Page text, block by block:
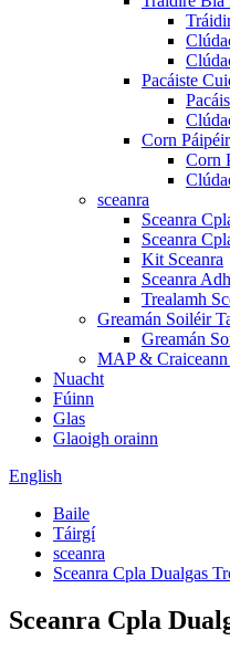
Pacáiste
Corn
Corn
sceanra
Sceanra
Sceanra
Kit Sceanra
Sceanra
Trealamh
Greamán Soiléir
Greamán
MAP & Craiceann
Nuacht
Fúinn
Glas
Glaoigh orainn
English
Baile
Táirgí
sceanra
Sceanra Cpla Dualgas
Sceanra Cpla